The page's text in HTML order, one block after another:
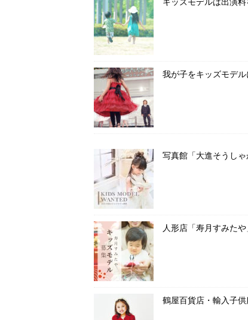
我が子をキッズモデ
写真館「大進そうし
人形店「寿月すみた
鶴屋百貨店・輸入子